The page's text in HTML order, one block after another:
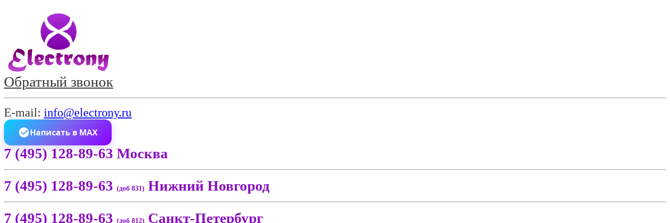
Обратный звонок
E-mail: info@electrony.ru
Написать в MAX
7 (495) 128-89-63 Москва
7 (495) 128-89-63 (доб 831) Нижний Новгород
7 (495) 128-89-63 (доб 812) Санкт-Петербург